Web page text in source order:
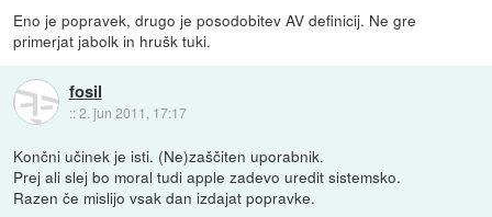
Eno je popravek, drugo je posodobitev AV definicij. Ne gre
primerjat jabolk in hrušk tuki.
fosil
::2. jun 2011, 17:17
Končni učinek je isti. (Ne)zaščiten uporabnik.
Prej ali slej bo moral tudi apple zadevo uredit sistemsko.
Razen če mislijo vsak dan izdajat popravke.